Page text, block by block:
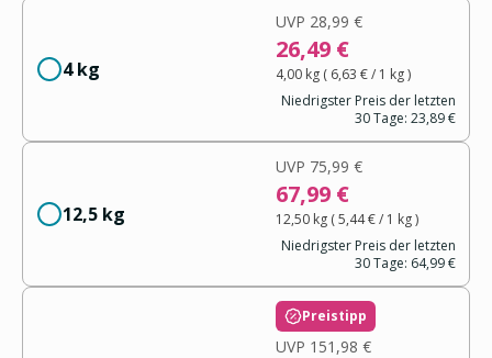
4 kg
UVP 28,99 €
26,49 €
4,00 kg( 6,63 €/ 1 kg)
Niedrigster Preis der letzten
30 Tage: 23,89 €
12,5 kg
UVP 75,99 €
67,99 €
12,50 kg(5,44 €/ 1 kg)
Niedrigster Preis der letzten
30 Tage: 64,99 €
Preistipp
UVP 151,98 €